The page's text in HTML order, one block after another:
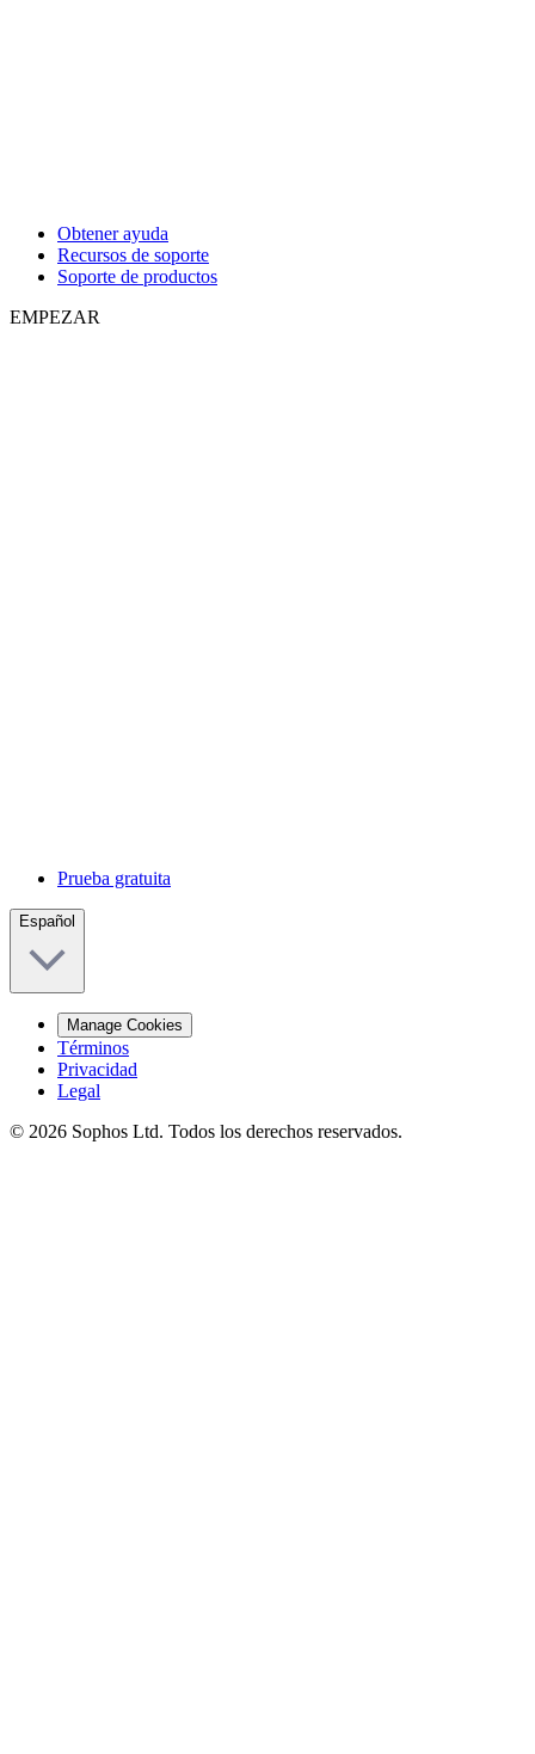
Obtener ayuda
Recursos de soporte
Soporte de productos
EMPEZAR
Prueba gratuita
Español
Manage Cookies
Términos
Privacidad
Legal
© 2026 Sophos Ltd. Todos los derechos reservados.